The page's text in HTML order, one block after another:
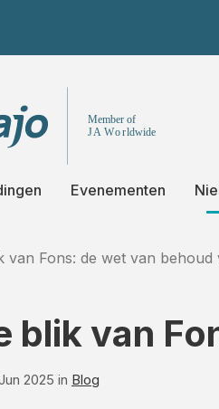
Evenementen
van Fons: de wet van behoud
blik van
2025 in Blog